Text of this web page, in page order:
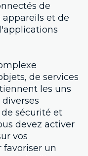
de
et de
de services
les uns
sécurité et
devez activer
vos
favoriser un